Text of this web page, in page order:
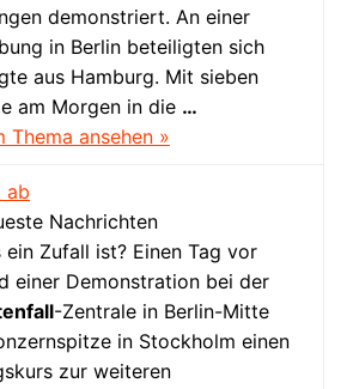
demonstriert. An einer
in Berlin beteiligten sich
aus Hamburg. Mit sieben
am Morgen in die …
Thema ansehen »
Nachrichten
ein Zufall ist? Einen Tag vor
einer Demonstration bei der
-Zentrale in Berlin-Mitte
in Stockholm einen
zur weiteren